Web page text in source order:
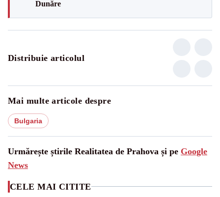
Dunăre
Distribuie articolul
Mai multe articole despre
Bulgaria
Urmărește știrile Realitatea de Prahova și pe Google
News
CELE MAI CITITE